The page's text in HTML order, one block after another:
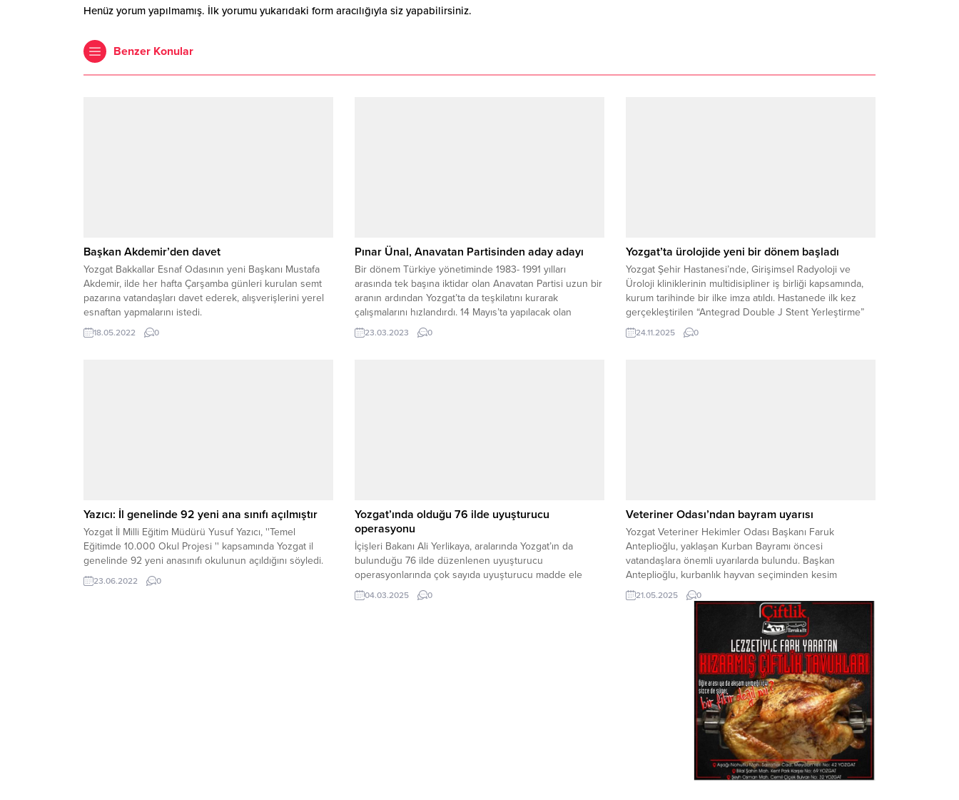
Henüz yorum yapılmamış. İlk yorumu yukarıdaki form aracılığıyla siz yapabilirsiniz.
Benzer Konular
Başkan Akdemir’den davet
Yozgat Bakkallar Esnaf Odasının yeni Başkanı Mustafa
Akdemir, ilde her hafta Çarşamba günleri kurulan semt
pazarına vatandaşları davet ederek, alışverişlerini yerel
esnaftan yapmalarını istedi.
18.05.2022 0
Pınar Ünal, Anavatan Partisinden aday adayı
Bir dönem Türkiye yönetiminde 1983- 1991 yılları
arasında tek başına iktidar olan Anavatan Partisi uzun bir
aranın ardından Yozgat’ta da teşkilatını kurarak
çalışmalarını hızlandırdı. 14 Mayıs’ta yapılacak olan
Milletvekilliği seçimleri için Sorgun Şefkat Eli İnsani
Yardım Derneği Başkanı Pınar Ünal Anavatan Partisi
23.03.2023 0
Yozgat’ta ürolojide yeni bir dönem başladı
Yozgat Şehir Hastanesi’nde, Girişimsel Radyoloji ve
Üroloji kliniklerinin multidisipliner iş birliği kapsamında,
kurum tarihinde bir ilke imza atıldı. Hastanede ilk kez
gerçekleştirilen “Antegrad Double J Stent Yerleştirme”
işlemi, başarıyla tamamlandı. İşlem, Girişimsel Radyoloji
Uzmanı Dr. Gürol Göksungur ve Üroloji Uzmanı Op. Dr.
24.11.2025 0
Yazıcı: İl genelinde 92 yeni ana sınıfı açılmıştır
Yozgat İl Milli Eğitim Müdürü Yusuf Yazıcı, ''Temel
Eğitimde 10.000 Okul Projesi '' kapsamında Yozgat il
genelinde 92 yeni anasınıfı okulunun açıldığını söyledi.
23.06.2022 0
Yozgat’ında olduğu 76 ilde uyuşturucu
operasyonu
İçişleri Bakanı Ali Yerlikaya, aralarında Yozgat’ın da
bulunduğu 76 ilde düzenlenen uyuşturucu
operasyonlarında çok sayıda uyuşturucu madde ele
geçirildiğini ve binlerce şüphelinin yakalandığını açıkladı.
Bakan Yerlikaya, operasyonlar kapsamında 1 ton 444
04.03.2025 0
Veteriner Odası’ndan bayram uyarısı
Yozgat Veteriner Hekimler Odası Başkanı Faruk
Anteplioğlu, yaklaşan Kurban Bayramı öncesi
vatandaşlara önemli uyarılarda bulundu. Başkan
Anteplioğlu, kurbanlık hayvan seçiminden kesim
koşullarına, etin saklanmasından dağıtımına kadar dikkat
edilmesi gereken kuralları hatırlatarak, hem insan
sağlığını hem de hayvan refahını korumaya yönelik
tavsiyelerde bulundu. KURBANLIK ALIRKEN NELERE
DİKKAT EDİLMELİ? Anteplioğlu, kurban ibadetinin...
21.05.2025 0